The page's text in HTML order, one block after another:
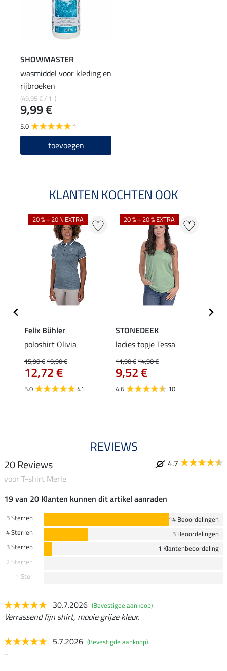
SHOWMASTER
wasmiddel voor kleding en
rijbroeken
(49,95 € / 1 l)
9,99 €
5.0 1
toevoegen
KLANTEN KOCHTEN OOK
20 % + 20 % EXTRA
Felix Bühler
poloshirt Olivia
15,90 €19,90 €
12,72 €
5.0 41
20 % + 20 % EXTRA
STONEDEEK
ladies topje Tessa
11,90 €14,90 €
9,52 €
4.6 10
REVIEWS
20 Reviews
4.7
voor T-shirt Merle
19 van 20 Klanten kunnen dit artikel aanraden
5 Sterren
14 Beoordelingen
4 Sterren
5 Beoordelingen
3 Sterren
1 Klantenbeoordeling
2 Sterren
1 Ster
30.7.2026 (Bevestigde aankoop)
Verrassend fijn shirt, mooie grijze kleur.
5.7.2026 (Bevestigde aankoop)
-